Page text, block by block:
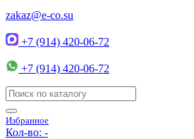
zakaz@e-co.su
+7 (914) 420-06-72
+7 (914) 420-06-72
Избранное
Кол-во: -